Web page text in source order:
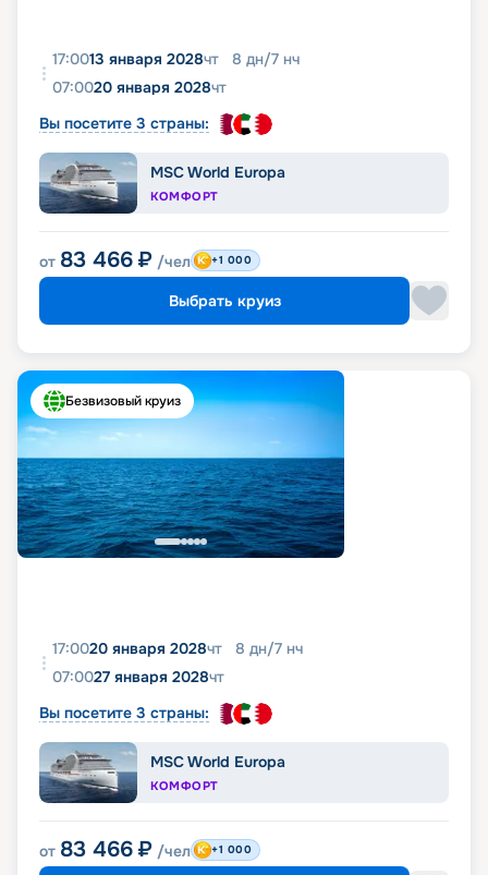
17:0013 января 2028чт 8 дн/7 нч
07:0020 января 2028чт
Вы посетите 3 страны:
MSC World Europa
КОМФОРТ
от 83 466 ₽ /чел +1 000
Выбрать круиз
Безвизовый круиз
17:0020 января 2028чт 8 дн/7 нч
07:0027 января 2028чт
Вы посетите 3 страны:
MSC World Europa
КОМФОРТ
от 83 466 ₽ /чел +1 000